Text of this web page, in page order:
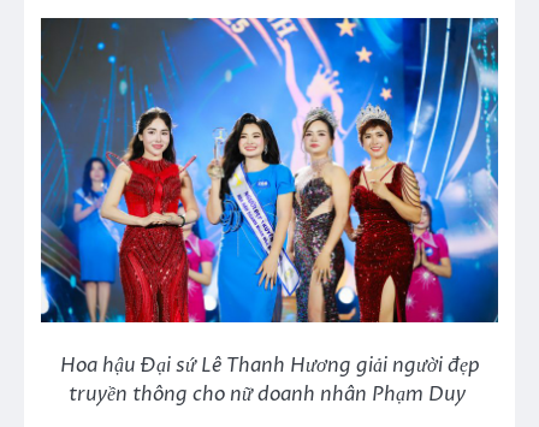
Hoa hậu Đại sứ Lê Thanh Hương giải người đẹp
truyền thông cho nữ doanh nhân Phạm Duy